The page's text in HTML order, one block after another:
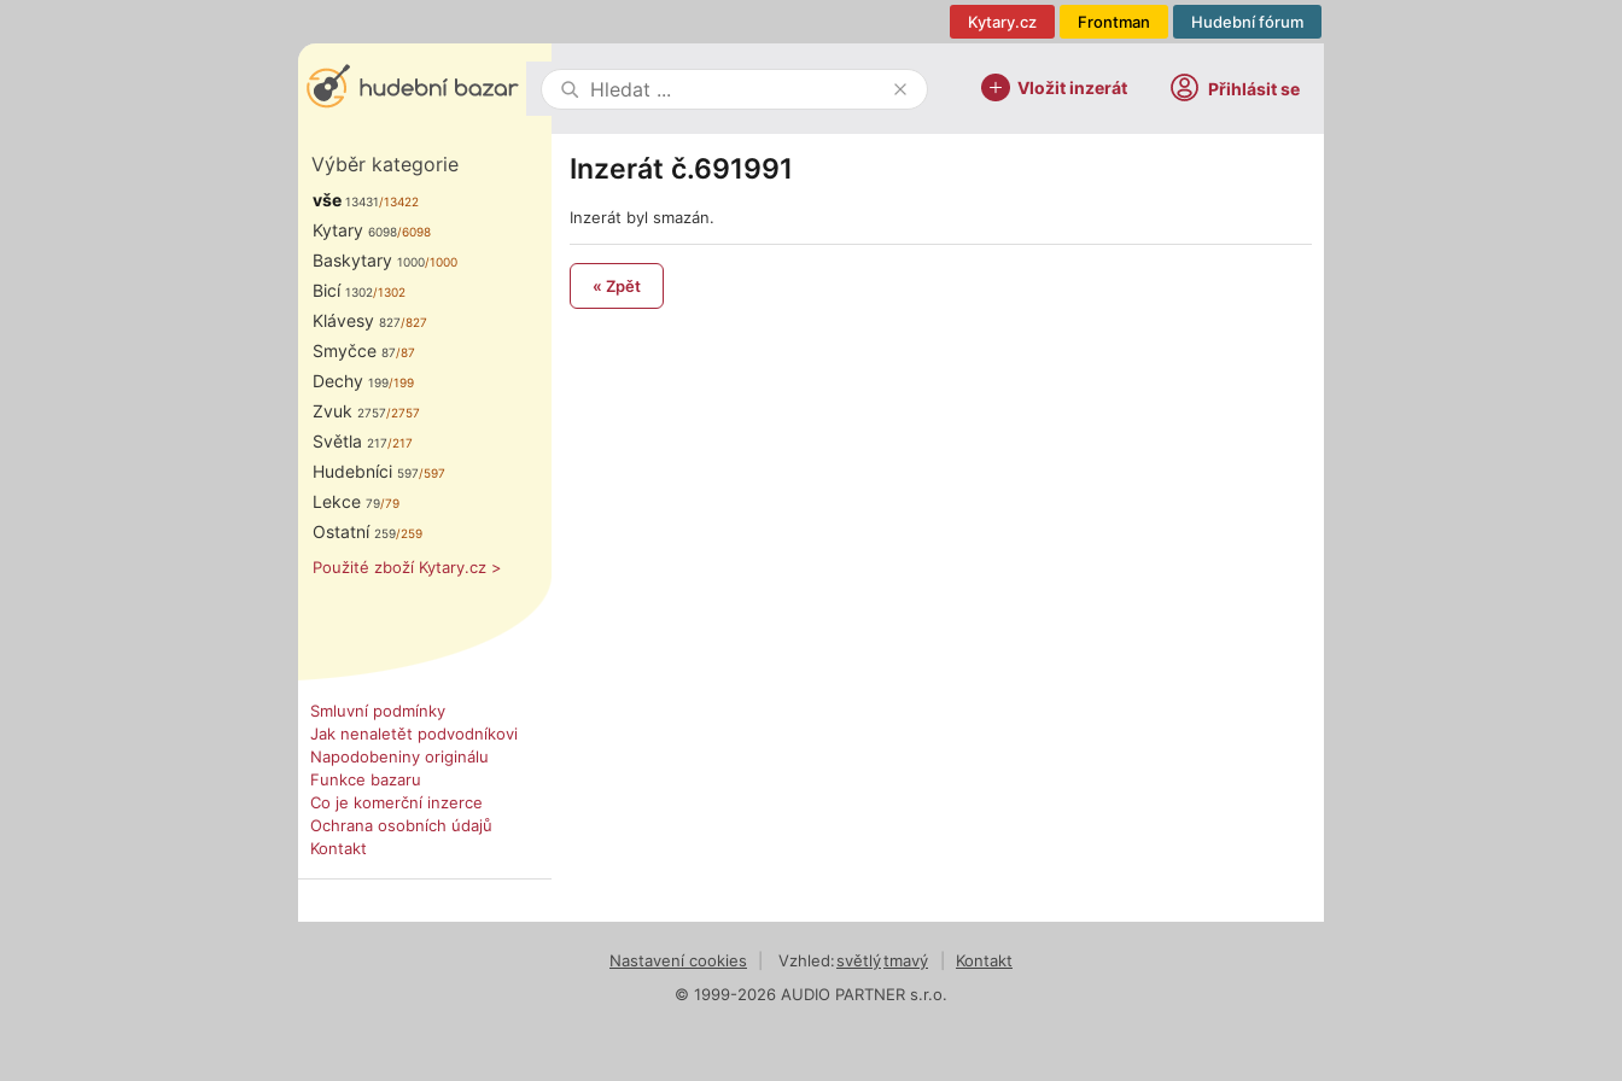
Hudební fórum
Frontman
Kytary.cz
Vložit inzerát Přihlásit se
Výběr kategorie
vše 13431/13422
Kytary 6098/6098
Baskytary 1000/1000
Bicí 1302/1302
Klávesy 827/827
Smyčce 87/87
Dechy 199/199
Zvuk 2757/2757
Světla 217/217
Hudebníci 597/597
Lekce 79/79
Ostatní 259/259
Použité zboží Kytary.cz >
Smluvní podmínky
Jak nenaletět podvodníkovi
Napodobeniny originálu
Funkce bazaru
Co je komerční inzerce
Ochrana osobních údajů
Kontakt
Inzerát č.691991
Inzerát byl smazán.
« Zpět
Nastavení cookies Vzhled:světlýtmavý
Kontakt
© 1999-2026 AUDIO PARTNER s.r.o.